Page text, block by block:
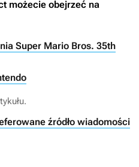
możecie obejrzeć na
Super Mario Bros. 35th
źródło wiadomości